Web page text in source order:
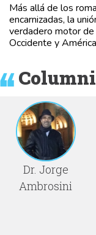
Más allá de los
encarnizadas, la
verdadero motor de
Occidente y
Dr. Jorge
Ambrosini